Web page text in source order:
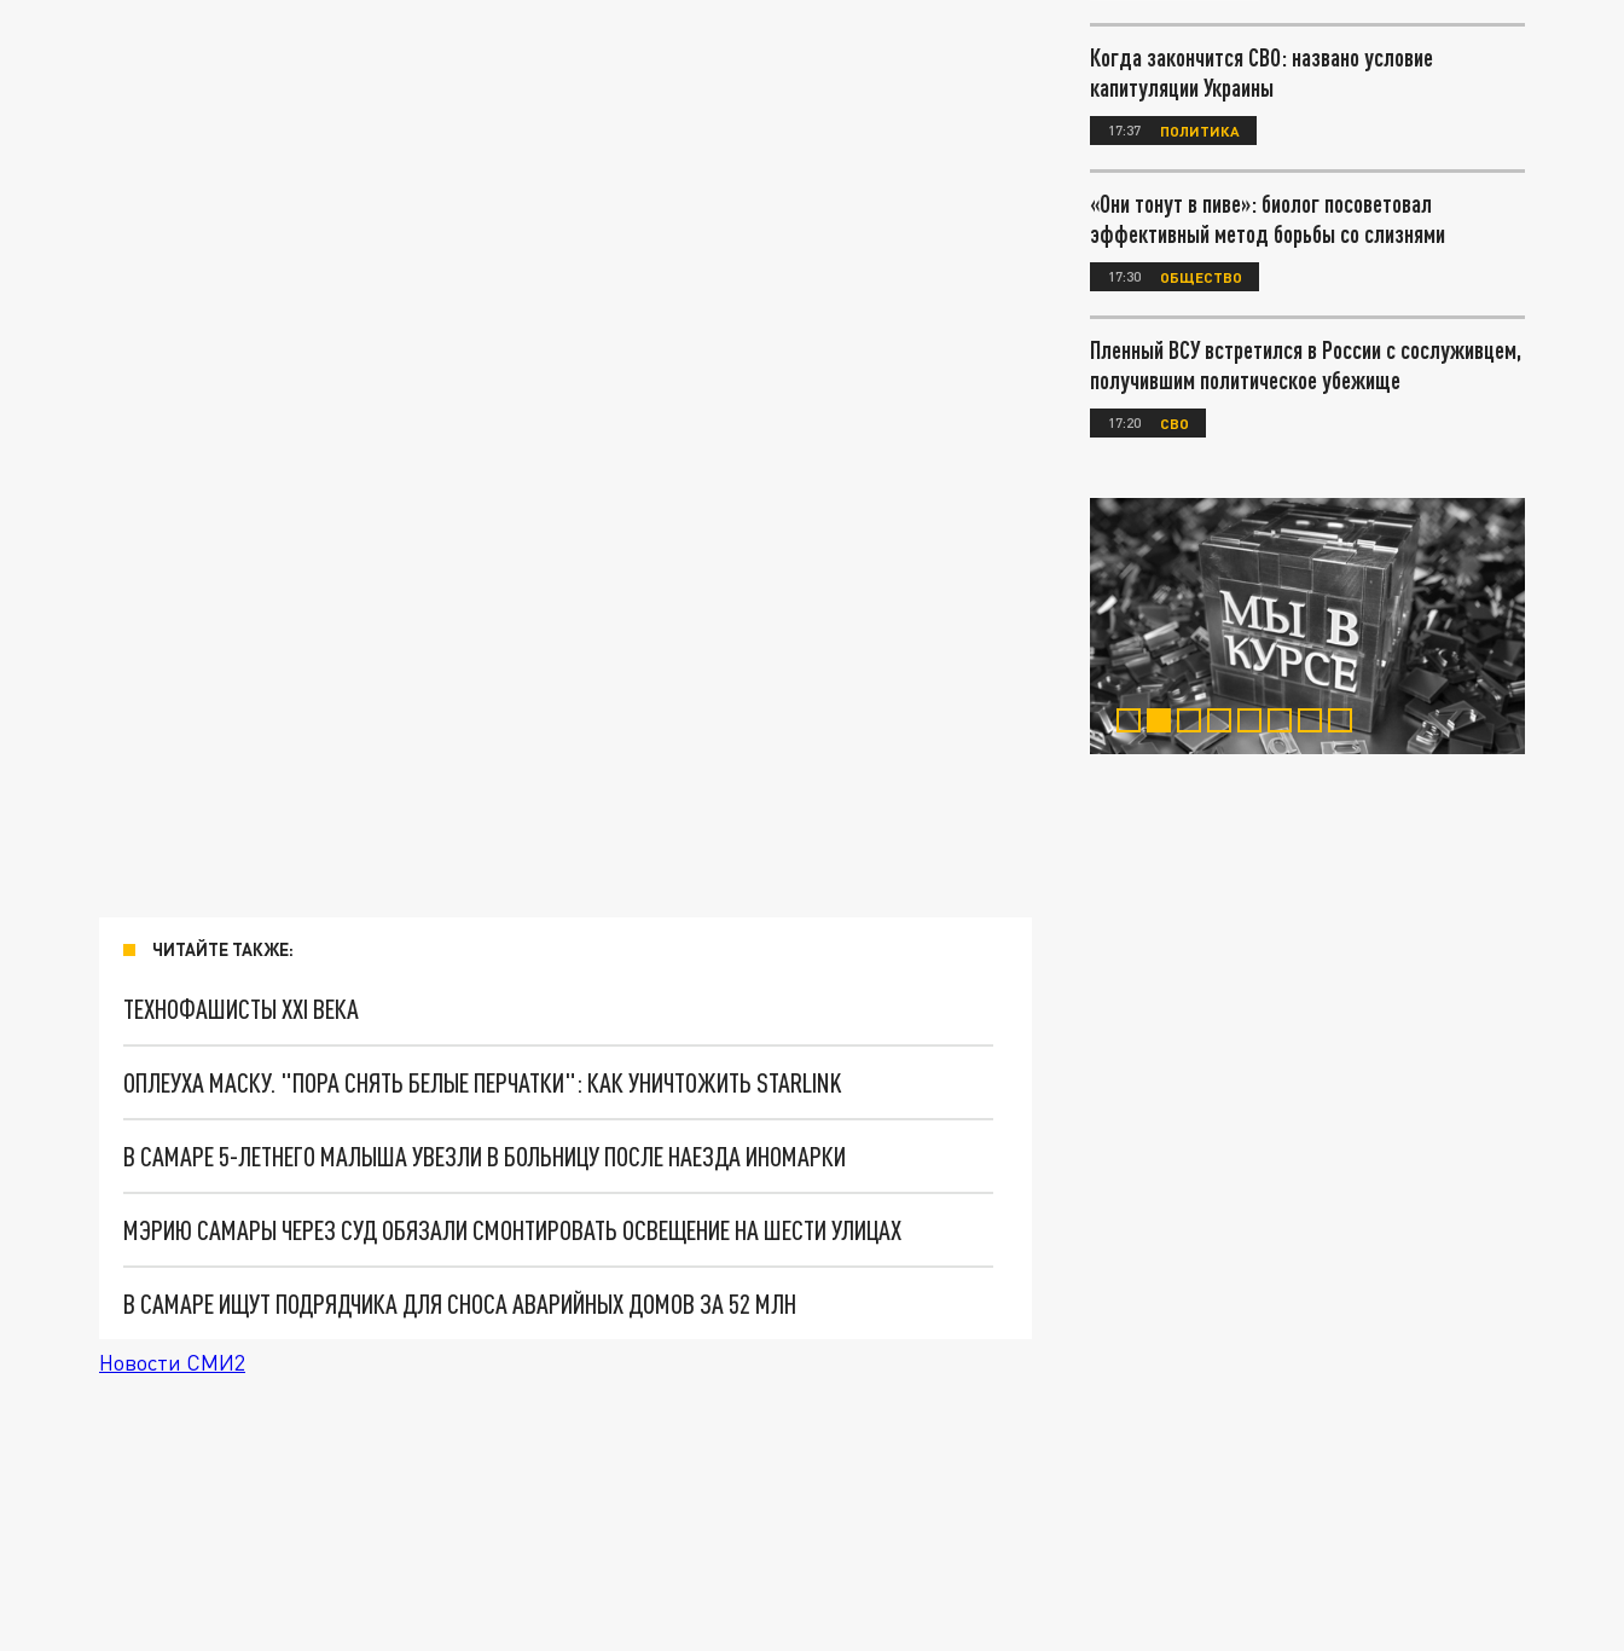
ЧИТАЙТЕ ТАКЖЕ:
ТЕХНОФАШИСТЫ XXI ВЕКА
ОПЛЕУХА МАСКУ. "ПОРА СНЯТЬ БЕЛЫЕ ПЕРЧАТКИ": КАК УНИЧТОЖИТЬ STARLINK
В САМАРЕ 5-ЛЕТНЕГО МАЛЫША УВЕЗЛИ В БОЛЬНИЦУ ПОСЛЕ НАЕЗДА ИНОМАРКИ
МЭРИЮ САМАРЫ ЧЕРЕЗ СУД ОБЯЗАЛИ СМОНТИРОВАТЬ ОСВЕЩЕНИЕ НА ШЕСТИ УЛИЦАХ
В САМАРЕ ИЩУТ ПОДРЯДЧИКА ДЛЯ СНОСА АВАРИЙНЫХ ДОМОВ ЗА 52 МЛН
Новости СМИ2
Когда закончится СВО: названо условие
капитуляции Украины
17:37 ПОЛИТИКА
«Они тонут в пиве»: биолог посоветовал
эффективный метод борьбы со слизнями
17:30 ОБЩЕСТВО
Пленный ВСУ встретился в России с сослуживцем,
получившим политическое убежище
17:20 СВО